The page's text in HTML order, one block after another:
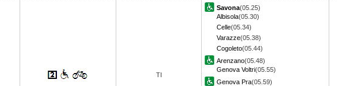
TI
Savona(05.25)
Albisola(05.30)
Celle(05.34)
Varazze(05.38)
Cogoleto(05.44)
Arenzano(05.48)
Genova Voltri(05.55)
Genova Pra(05.59)